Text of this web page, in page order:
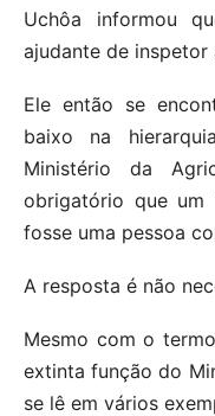
Uchôa informou
ajudante de inspetor
Ele então se
baixo na
Ministério da
obrigatório que um
fosse uma pessoa
A resposta é não
Mesmo com o
extinta função do
se lê em vários